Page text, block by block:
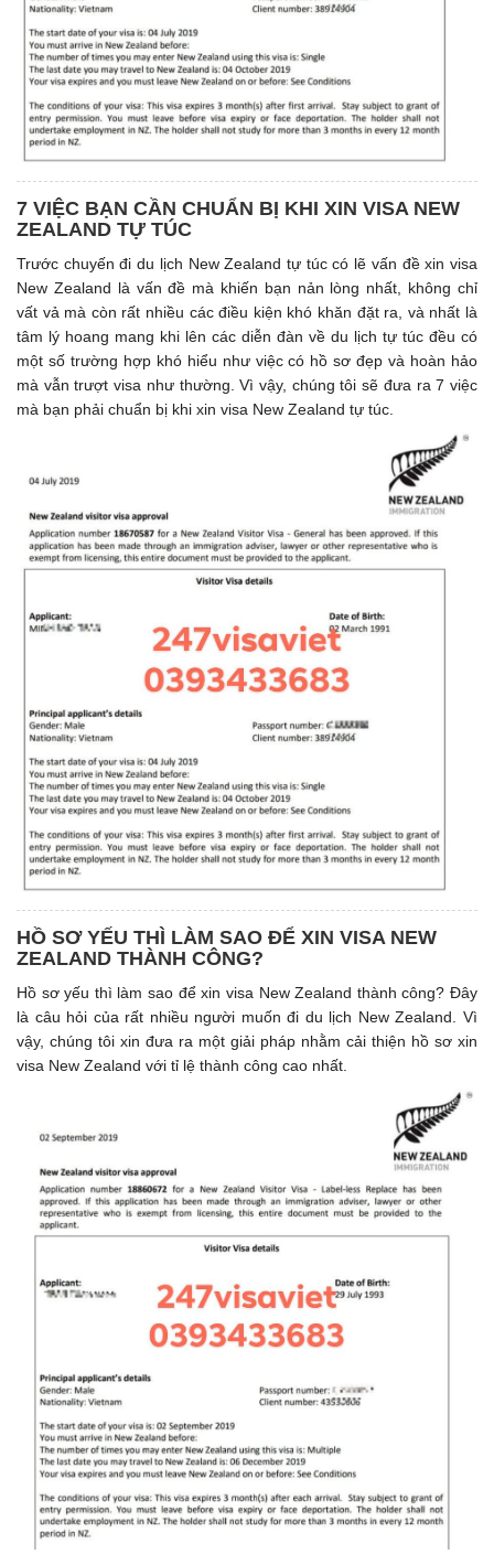
7 VIỆC BẠN CẦN CHUẨN BỊ KHI XIN VISA NEW
ZEALAND TỰ TÚC
Trước chuyến đi du lịch New Zealand tự túc có lẽ vấn đề xin visa
New Zealand là vấn đề mà khiến bạn nản lòng nhất, không chỉ
vất vả mà còn rất nhiều các điều kiện khó khăn đặt ra, và nhất là
tâm lý hoang mang khi lên các diễn đàn về du lịch tự túc đều có
một số trường hợp khó hiểu như việc có hồ sơ đẹp và hoàn hảo
mà vẫn trượt visa như thường. Vì vậy, chúng tôi sẽ đưa ra 7 việc
mà bạn phải chuẩn bị khi xin visa New Zealand tự túc.
HỒ SƠ YẾU THÌ LÀM SAO ĐỂ XIN VISA NEW
ZEALAND THÀNH CÔNG?
Hồ sơ yếu thì làm sao để xin visa New Zealand thành công? Đây
là câu hỏi của rất nhiều người muốn đi du lịch New Zealand. Vì
vậy, chúng tôi xin đưa ra một giải pháp nhằm cải thiện hồ sơ xin
visa New Zealand với tỉ lệ thành công cao nhất.